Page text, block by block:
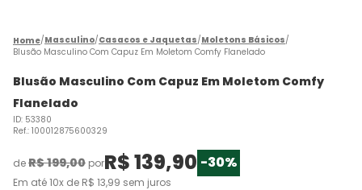
Masculino Casacos e Jaquetas Moletons Básicos
Blusão Masculino Com Capuz Em Moletom Comfy Flanelado
Blusão Masculino Com Capuz Em Moletom Comfy
Flanelado
ID: 53380
Ref.: 100012875600329
deR$199,00 porR$139,90 -30%
Em até10x de R$ 13,99 sem juros